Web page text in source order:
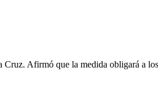
Afirmó que la medida obligará a